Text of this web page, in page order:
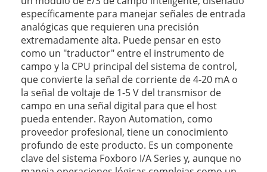
específicamente para manejar señales de entrada
analógicas que requieren una precisión
extremadamente alta. Puede pensar en esto
como un "traductor" entre el instrumento de
campo y la CPU principal del sistema de control,
que convierte la señal de corriente de 4-20 mA o
la señal de voltaje de 1-5 V del transmisor de
campo en una señal digital para que el host
pueda entender. Rayon Automation, como
proveedor profesional, tiene un conocimiento
profundo de este producto. Es un componente
clave del sistema Foxboro I/A Series y, aunque no